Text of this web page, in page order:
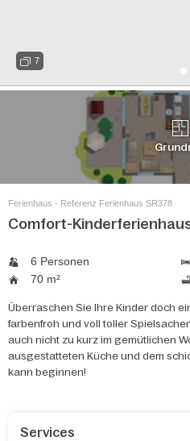
7
Ferienhaus - Referenz Ferienhaus SR378
Comfort-
6 Personen
70 m²
Überraschen Sie Ihre Kinder doch
farbenfroh und voll toller
auch nicht zu kurz im gemütlichen
ausgestatteten Küche und dem
kann beginnen!
Services